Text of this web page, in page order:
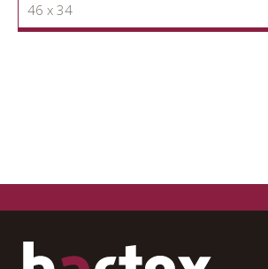
46 x 34